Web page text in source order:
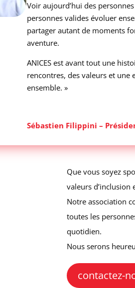
Voir aujourd’hui des
personnes valides évoluer
partager autant de moments
aventure.
ANICES est avant tout une
rencontres, des valeurs et une
ensemble. »
Sébastien Filippini –
Que vous soyez
valeurs d’inclusion
Notre association
toutes les
quotidien.
Nous serons
contactez-